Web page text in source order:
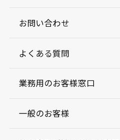
お問い合わせ
よくある質問
業務用のお客様窓口
一般のお客様